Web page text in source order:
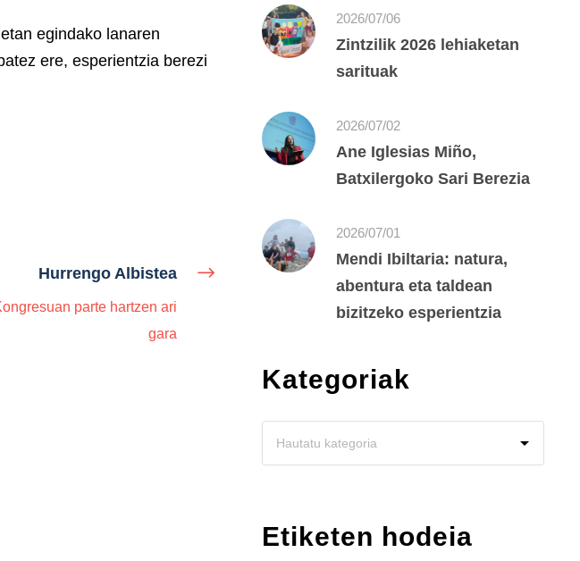
egindako lanaren
ere, esperientzia berezi
Hurrengo Albistea
parte hartzen ari
gara
2026/07/06
Zintzilik 2026 lehiaketan
sarituak
2026/07/02
Ane Iglesias Miño,
Batxilergoko Sari Berezia
2026/07/01
Mendi Ibiltaria: natura,
abentura eta taldean
bizitzeko esperientzia
Kategoriak
Etiketen hodeia